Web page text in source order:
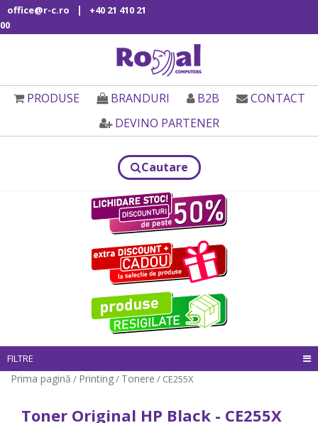
office@r-c.ro |
+40 21 410 21
00
PRODUSE BRANDURI B2B
CONTACT
DEVINO PARTENER
Cautare
FILTRE
Prima pagină / Printing/ Tonere / CE255X
Toner Original HP Black - CE255X